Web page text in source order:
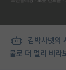
김박사넷의
물로 더 멀리 바라